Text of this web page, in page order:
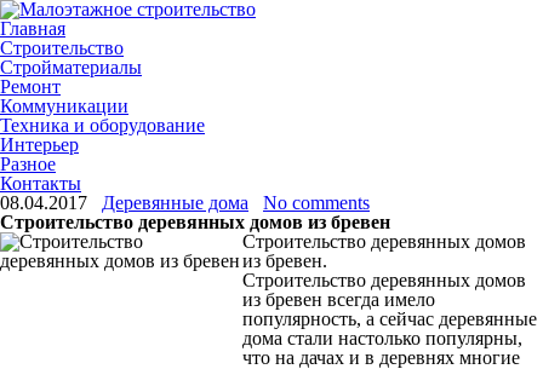
Главная
Строительство
Стройматериалы
Ремонт
Коммуникации
Техника и оборудование
Интерьер
Разное
Контакты
08.04.2017
Деревянные дома
No comments
Строительство деревянных домов из бревен
Строительство деревянных домов
из бревен.
Строительство деревянных домов
из бревен всегда имело
популярность, а сейчас деревянные
дома стали настолько популярны,
что на дачах и в деревнях многие